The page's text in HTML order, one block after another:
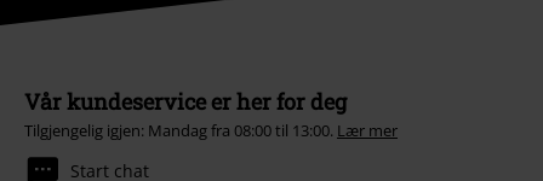
Vår kundeservice er her for deg
Tilgjengelig igjen: Mandag fra 08:00 til 13:00. Lær mer
Start chat